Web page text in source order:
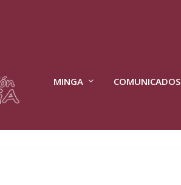
MINGA COMUNICADOS